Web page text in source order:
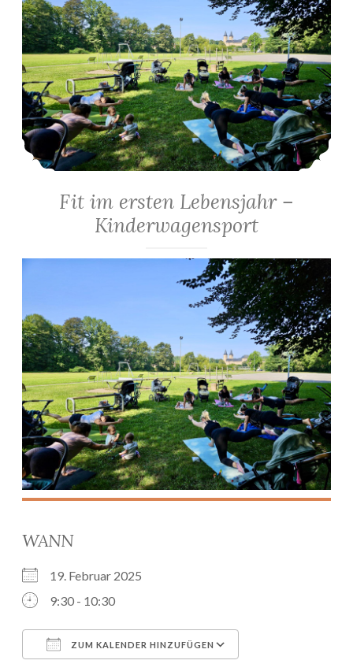
Fit im ersten Lebensjahr –
Kinderwagensport
WANN
19. Februar 2025
9:30 - 10:30
ZUM KALENDER HINZUFÜGEN